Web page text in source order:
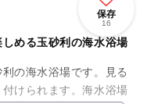
保存
16
める玉砂利の海水浴場
の海水浴場です。見る
けられます。海水浴場